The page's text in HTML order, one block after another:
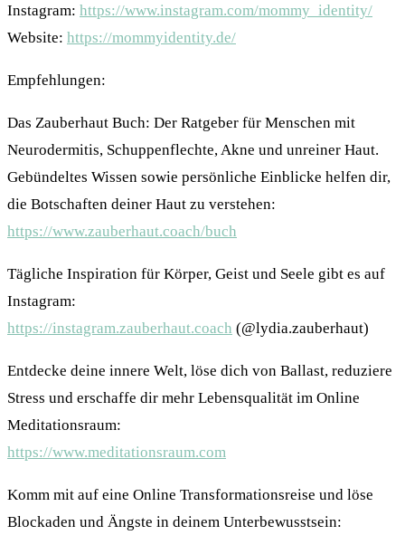
Instagram: https://www.instagram.com/mommy_identity/
Website: https://mommyidentity.de/
Empfehlungen:
Das Zauberhaut Buch: Der Ratgeber für Menschen mit
Neurodermitis, Schuppenflechte, Akne und unreiner Haut.
Gebündeltes Wissen sowie persönliche Einblicke helfen dir,
die Botschaften deiner Haut zu verstehen:
https://www.zauberhaut.coach/buch
Tägliche Inspiration für Körper, Geist und Seele gibt es auf
Instagram:
https://instagram.zauberhaut.coach (@lydia.zauberhaut)
Entdecke deine innere Welt, löse dich von Ballast, reduziere
Stress und erschaffe dir mehr Lebensqualität im Online
Meditationsraum:
https://www.meditationsraum.com
Komm mit auf eine Online Transformationsreise und löse
Blockaden und Ängste in deinem Unterbewusstsein: